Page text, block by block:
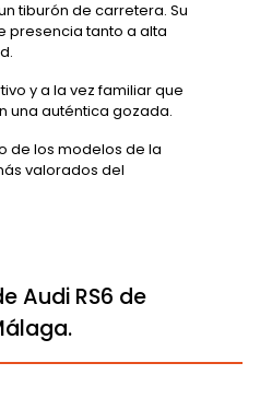
tiburón de carretera. Su
presencia tanto a alta
y a la vez familiar que
una auténtica gozada.
de los modelos de la
valorados del
Audi RS6 de